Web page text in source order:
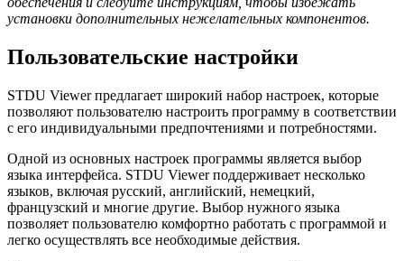
установки дополнительных нежелательных компонентов.
Пользовательские настройки
STDU Viewer предлагает широкий набор настроек, которые
позволяют пользователю настроить программу в соответствии
с его индивидуальными предпочтениями и потребностями.
Одной из основных настроек программы является выбор
языка интерфейса. STDU Viewer поддерживает несколько
языков, включая русский, английский, немецкий,
французский и многие другие. Выбор нужного языка
позволяет пользователю комфортно работать с программой и
легко осуществлять все необходимые действия.